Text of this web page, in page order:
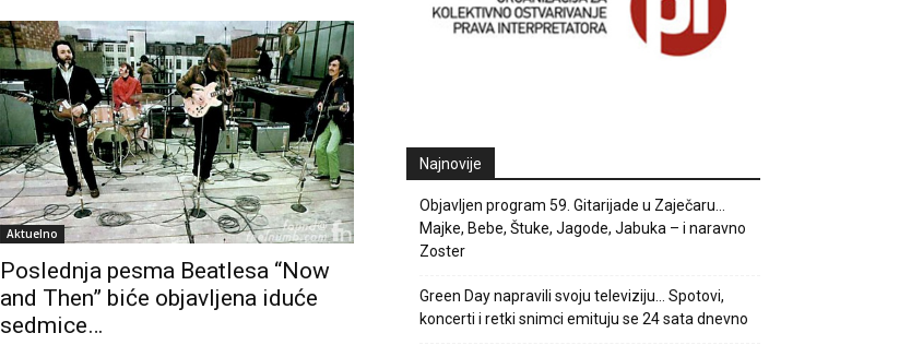
Aktuelno
Poslednja pesma Beatlesa “Now
and Then” biće objavljena iduće
sedmice…
Najnovije
Objavljen program 59. Gitarijade u Zaječaru…
Majke, Bebe, Štuke, Jagode, Jabuka – i naravno
Zoster
Green Day napravili svoju televiziju… Spotovi,
koncerti i retki snimci emituju se 24 sata dnevno